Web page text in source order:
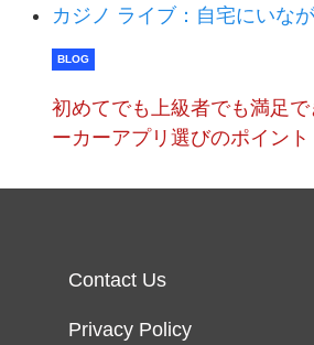
カジノ ライブ：自宅にいな
BLOG
初めてでも上級者でも満足
ーカーアプリ選びのポイント
Contact Us
Privacy Policy